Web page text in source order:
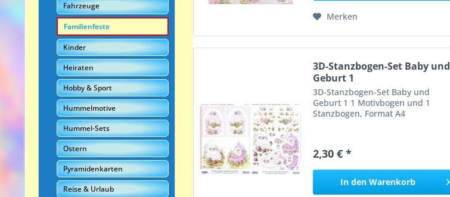
Fahrzeuge
Familienfeste
Kinder
Heiraten
Hobby & Sport
Hummelmotive
Hummel-Sets
Ostern
Pyramidenkarten
Reise & Urlaub
Merken
3D-Stanzbogen-Set Baby und
Geburt 1
3D-Stanzbogen-Set Baby und
Geburt 1 1 Motivbogen und 1
Stanzbogen, Format A4
2,30 € *
In den Warenkorb